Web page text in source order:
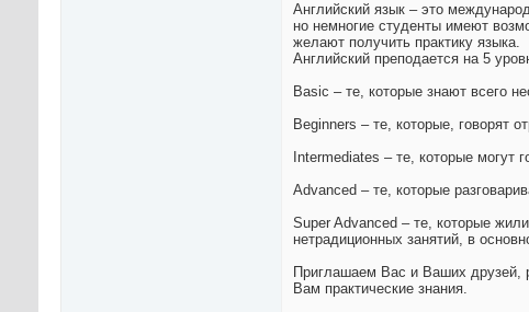
Английский язык – это
но немногие студенты имеют
желают получить практику языка.
Английский преподается на 5
Basic – те, которые знают всего
Beginners – те, которые, говорят
Intermediates – те, которые
Advanced – те, которые
Super Advanced – те, которые
нетрадиционных занятий, в
Приглашаем Вас и Ваших друзей,
Вам практические знания.